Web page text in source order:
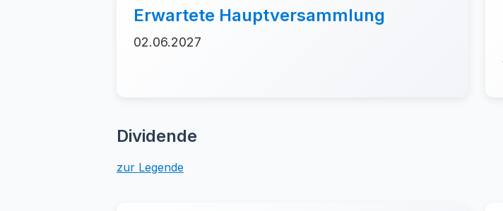
Erwartete Hauptversammlung
02.06.2027
Dividende
zur Legende